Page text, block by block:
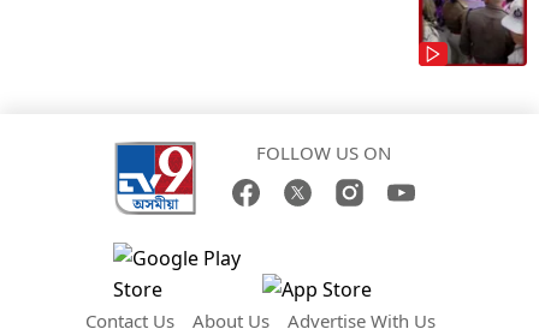
FOLLOW US ON
Contact Us About Us Advertise With Us